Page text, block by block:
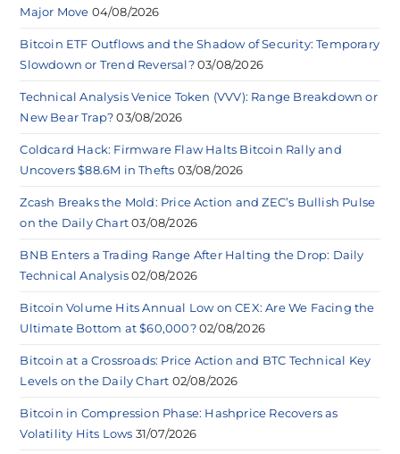
Major Move 04/08/2026
Bitcoin ETF Outflows and the Shadow of Security: Temporary
Slowdown or Trend Reversal? 03/08/2026
Technical Analysis Venice Token (VVV): Range Breakdown or
New Bear Trap? 03/08/2026
Coldcard Hack: Firmware Flaw Halts Bitcoin Rally and
Uncovers $88.6M in Thefts 03/08/2026
Zcash Breaks the Mold: Price Action and ZEC’s Bullish Pulse
on the Daily Chart 03/08/2026
BNB Enters a Trading Range After Halting the Drop: Daily
Technical Analysis 02/08/2026
Bitcoin Volume Hits Annual Low on CEX: Are We Facing the
Ultimate Bottom at $60,000? 02/08/2026
Bitcoin at a Crossroads: Price Action and BTC Technical Key
Levels on the Daily Chart 02/08/2026
Bitcoin in Compression Phase: Hashprice Recovers as
Volatility Hits Lows 31/07/2026